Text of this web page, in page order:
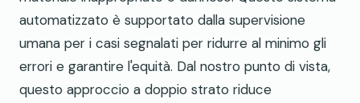
automatizzato è supportato dalla supervisione
umana per i casi segnalati per ridurre al minimo gli
errori e garantire l'equità. Dal nostro punto di vista,
questo approccio a doppio strato riduce